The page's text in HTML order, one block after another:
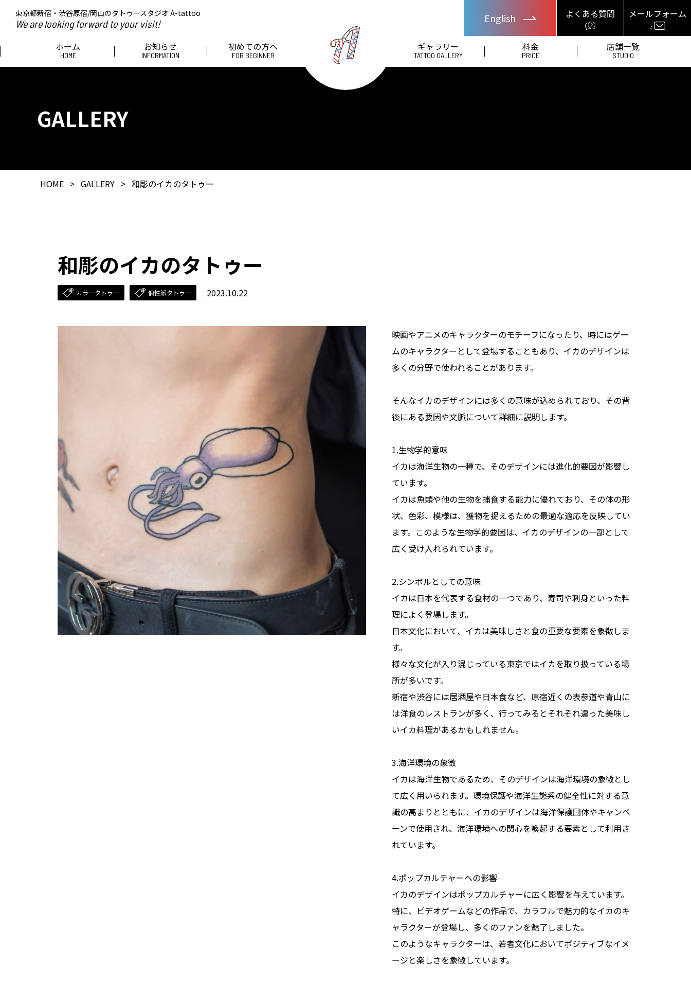
東京都新宿・渋谷原宿/岡山のタトゥースタジオ A-tattoo
We are looking forward to your visit! English よくある質問 メールフォーム
ホーム
HOME
お知らせ
INFORMATION
初めての方へ
FOR BEGINNER
ギャラリー
TATTOO GALLERY
料金
PRICE
店舗一覧
STUDIO
GALLERY
HOME > GALLERY > 和彫のイカのタトゥー
和彫のイカのタトゥー
カラータトゥー 個性派タトゥー 2023.10.22
映画やアニメのキャラクターのモチーフになったり、時にはゲー
ムのキャラクターとして登場することもあり、イカのデザインは
多くの分野で使われることがあります。
そんなイカのデザインには多くの意味が込められており、その背
後にある要因や文脈について詳細に説明します。
1.生物学的意味
イカは海洋生物の一種で、そのデザインには進化的要因が影響し
ています。
イカは魚類や他の生物を捕食する能力に優れており、その体の形
状、色彩、模様は、獲物を捉えるための最適な適応を反映してい
ます。このような生物学的要因は、イカのデザインの一部として
広く受け入れられています。
2.シンボルとしての意味
イカは日本を代表する食材の一つであり、寿司や刺身といった料
理によく登場します。
日本文化において、イカは美味しさと食の重要な要素を象徴しま
す。
様々な文化が入り混じっている東京ではイカを取り扱っている場
所が多いです。
新宿や渋谷には居酒屋や日本食など、原宿近くの表参道や青山に
は洋食のレストランが多く、行ってみるとそれぞれ違った美味し
いイカ料理があるかもしれません。
3.海洋環境の象徴
イカは海洋生物であるため、そのデザインは海洋環境の象徴とし
て広く用いられます。環境保護や海洋生態系の健全性に対する意
識の高まりとともに、イカのデザインは海洋保護団体やキャンペ
ーンで使用され、海洋環境への関心を喚起する要素として利用さ
れています。
4.ポップカルチャーへの影響
イカのデザインはポップカルチャーに広く影響を与えています。
特に、ビデオゲームなどの作品で、カラフルで魅力的なイカのキ
ャラクターが登場し、多くのファンを魅了しました。
このようなキャラクターは、若者文化においてポジティブなイメ
ージと楽しさを象徴しています。